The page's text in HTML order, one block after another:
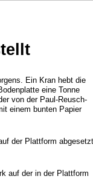
Ein Kran hebt die
eine Tonne
von der Paul-Reusch-
einem bunten Papier
der Plattform
auf der in der Plattform